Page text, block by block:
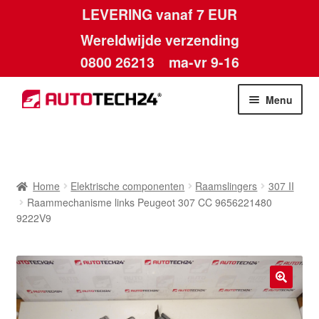
LEVERING vanaf 7 EUR
Wereldwijde verzending
0800 26213 ma-vr 9-16
Skip
to
Skip
to
Menu
Algemene voorwaarden
Betalingen
Contact
Home Elektrische componenten Raamslingers
307 II
Raammechanisme links Peugeot 307 CC 9656221480
9222V9
🔍